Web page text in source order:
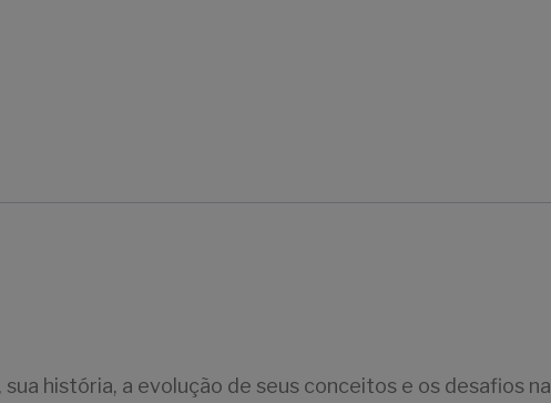
história, a evolução de seus conceitos e os desafios na